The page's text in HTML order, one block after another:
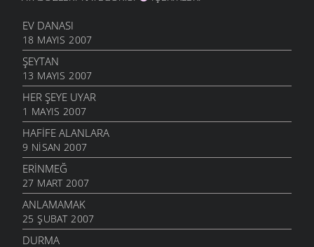
EV DANASI
18 MAYIS 2007
ŞEYTAN
13 MAYIS 2007
HER ŞEYE UYAR
1 MAYIS 2007
HAFIFE ALANLARA
9 NISAN 2007
ERINMEĞ
27 MART 2007
ANLAMAMAK
25 ŞUBAT 2007
DURMA